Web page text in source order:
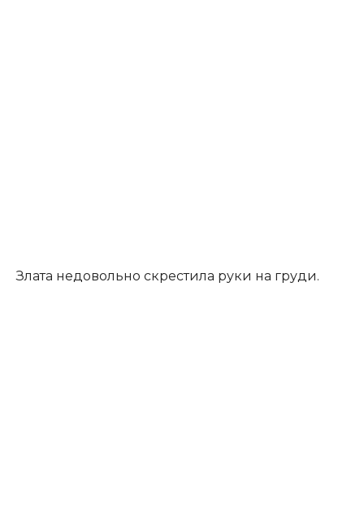
Злата недовольно скрестила руки на груди.